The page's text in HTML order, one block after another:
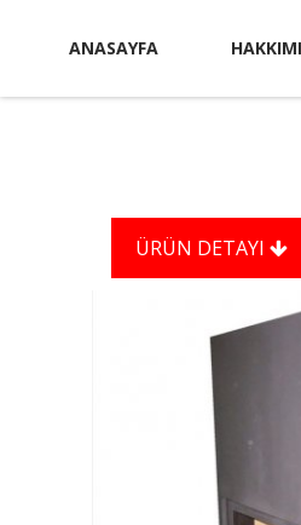
ANASAYFA
ÜRÜN DETAYI